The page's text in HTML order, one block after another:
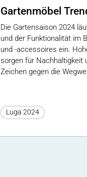
Gartenmöbel
Die Gartensaison 2024
und der Funktionalität im
und -accessoires ein.
sorgen für Nachhaltigkeit
Zeichen gegen die
Luga 2024